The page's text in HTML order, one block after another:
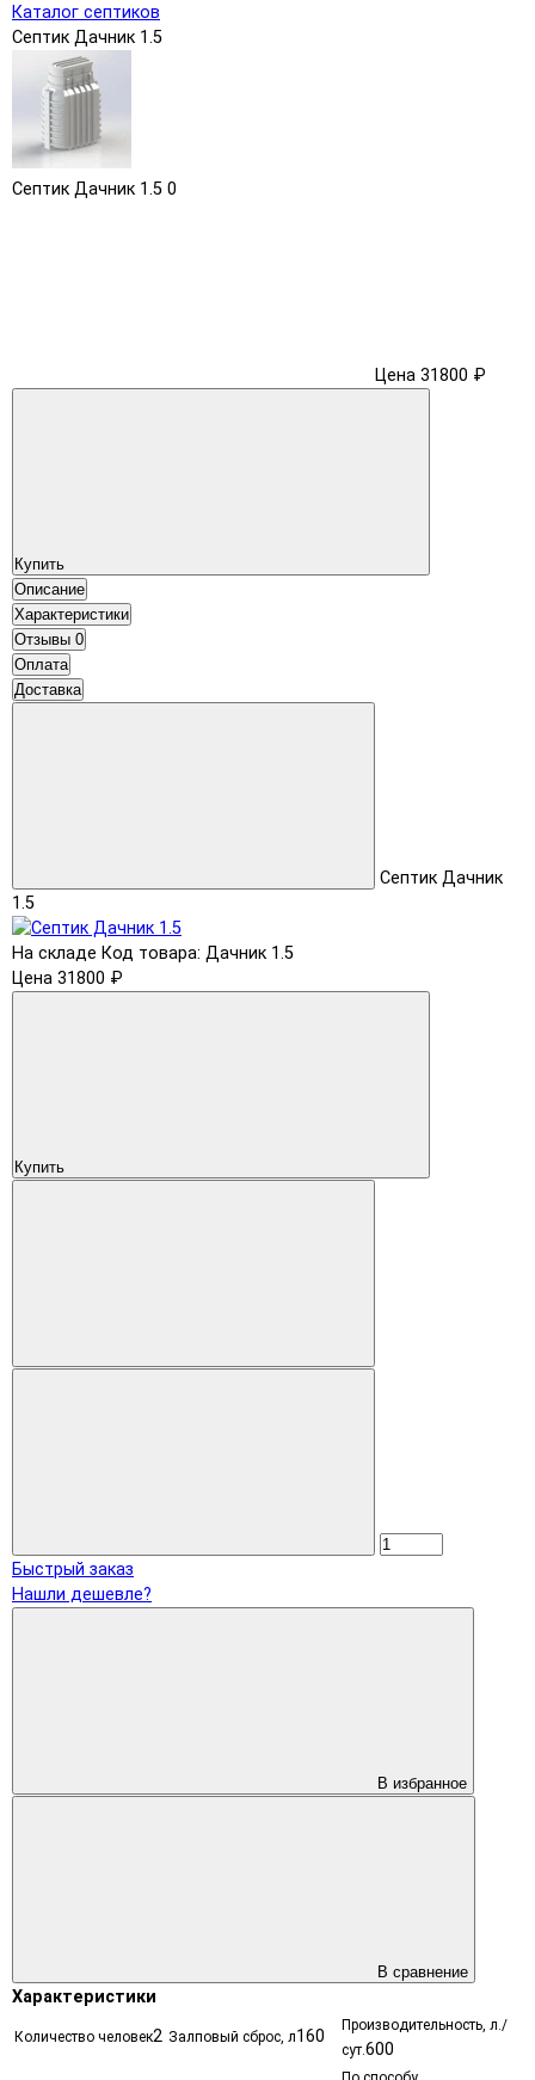
Каталог септиков
Септик Дачник 1.5
Септик Дачник 1.5 0
Цена 31800 ₽
Купить
Описание
Характеристики
Отзывы 0
Оплата
Доставка
Септик Дачник
1.5
На складе Код товара: Дачник 1.5
Цена 31800 ₽
Купить
Быстрый заказ
Нашли дешевле?
В избранное
В сравнение
Характеристики
Количество человек2 Залповый сброс, л160
Производительность, л./
сут.600